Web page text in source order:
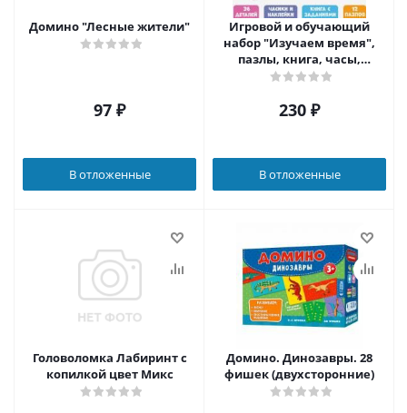
Домино "Лесные жители"
97 ₽
В отложенные
Игровой и обучающий
набор "Изучаем время",
пазлы, книга, часы,
наклейки
230 ₽
В отложенные
Головоломка Лабиринт с
копилкой цвет Микс
Домино. Динозавры. 28
фишек (двухсторонние)